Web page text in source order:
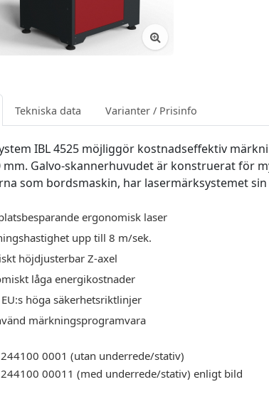
Tekniska data Varianter / Prisinfo
IBL 4525 möjliggör kostnadseffektiv
mm. Galvo-skannerhuvudet är konstruerat för
som bordsmaskin, har lasermärksystemet
ergonomisk laser
upp till 8 m/sek.
höjdjusterbar Z-axel
låga energikostnader
höga säkerhetsriktlinjer
märkningsprogramvara
0001 (utan underrede/stativ)
00011 (med underrede/stativ) enligt bild